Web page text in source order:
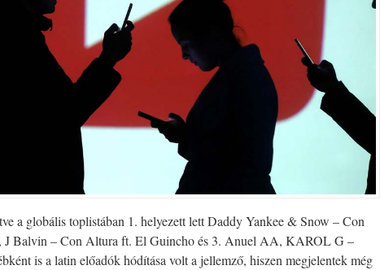
a globális toplistában 1. helyezett lett Daddy Yankee & Snow – Con
J Balvin – Con Altura ft. El Guincho és 3. Anuel AA, KAROL G –
is a latin előadók hódítása volt a jellemző, hiszen megjelentek még